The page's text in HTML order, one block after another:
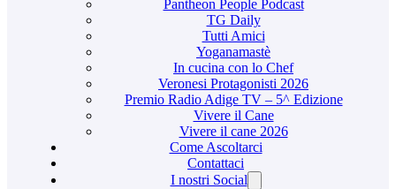
Pantheon People Podcast
TG Daily
Tutti Amici
Yoganamastè
In cucina con lo Chef
Veronesi Protagonisti 2026
Premio Radio Adige TV – 5^ Edizione
Vivere il Cane
Vivere il cane 2026
Come Ascoltarci
Contattaci
I nostri Social